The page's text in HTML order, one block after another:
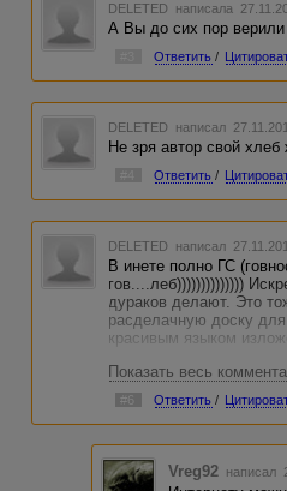
DELETED написала
А Вы до сих пор верили
Ответить /
DELETED написал
Не зря автор свой хлеб
Ответить /
DELETED написал
В инете полно ГС
гов....леб))))))))))))))
дураков делают. Это
расделачную доску
красивым языком
Показать весь
#6 Ответить /
Vreg92 написал